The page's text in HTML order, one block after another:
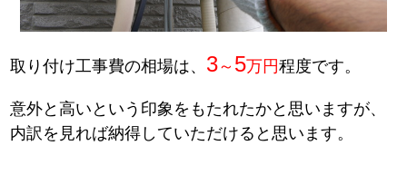
取り付け工事費の相場は、 3～ 5万円程度です。
意外と高いという印象をもたれたかと思いますが、
内訳を見れば納得していただけると思います。